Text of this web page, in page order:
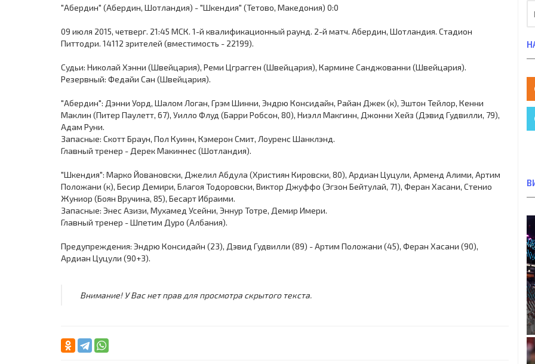
"Абердин" (Абердин, Шотландия) - "Шкендия" (Тетово, Македония) 0:0
09 июля 2015, четверг. 21:45 МСК. 1-й квалификационный раунд. 2-й матч. Абердин, Шотландия. Стадион
Питтодри. 14112 зрителей (вместимость - 22199).
Судьи: Николай Хэнни (Швейцария), Реми Цграгген (Швейцария), Кармине Санджованни (Швейцария).
Резервный: Федайи Сан (Швейцария).
"Абердин": Дэнни Уорд, Шалом Логан, Грэм Шинни, Эндрю Консидайн, Райан Джек (к), Эштон Тейлор, Кенни
Маклин (Питер Паулетт, 67), Уилло Флуд (Барри Робсон, 80), Ниэлл Макгинн, Джонни Хейз (Дэвид Гудвилли, 79),
Адам Руни.
Запасные: Скотт Браун, Пол Куинн, Кэмерон Смит, Лоуренс Шанклэнд.
Главный тренер - Дерек Макиннес (Шотландия).
"Шкендия": Марко Йовановски, Джелил Абдула (Християн Кировски, 80), Ардиан Цуцули, Арменд Алими, Артим
Положани (к), Бесир Демири, Благоя Тодоровски, Виктор Джуффо (Эгзон Бейтулай, 71), Феран Хасани, Стенио
Жуниор (Боян Вручина, 85), Бесарт Ибраими.
Запасные: Энес Азизи, Мухамед Усейни, Эннур Тотре, Демир Имери.
Главный тренер - Шпетим Дуро (Албания).
Предупреждения: Эндрю Консидайн (23), Дэвид Гудвилли (89) - Артим Положани (45), Феран Хасани (90),
Ардиан Цуцули (90+3).
Внимание! У Вас нет прав для просмотра скрытого текста.